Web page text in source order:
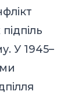
У 1945–